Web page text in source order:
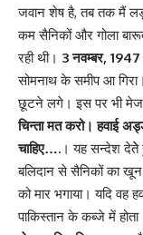
जवान शेष है, तब तक मैं
कम सैनिकों और गोला
रही थी। 3 नवम्बर, 1947
सोमनाथ के समीप आ
छूटने लगे। इस पर भी
चिन्ता मत करो। हवाई
चाहिए…. । यह सन्देश देतेे
बलिदान से सैनिकों का
को मार भगाया। यदि वह
पाकिस्तान के कब्जे में